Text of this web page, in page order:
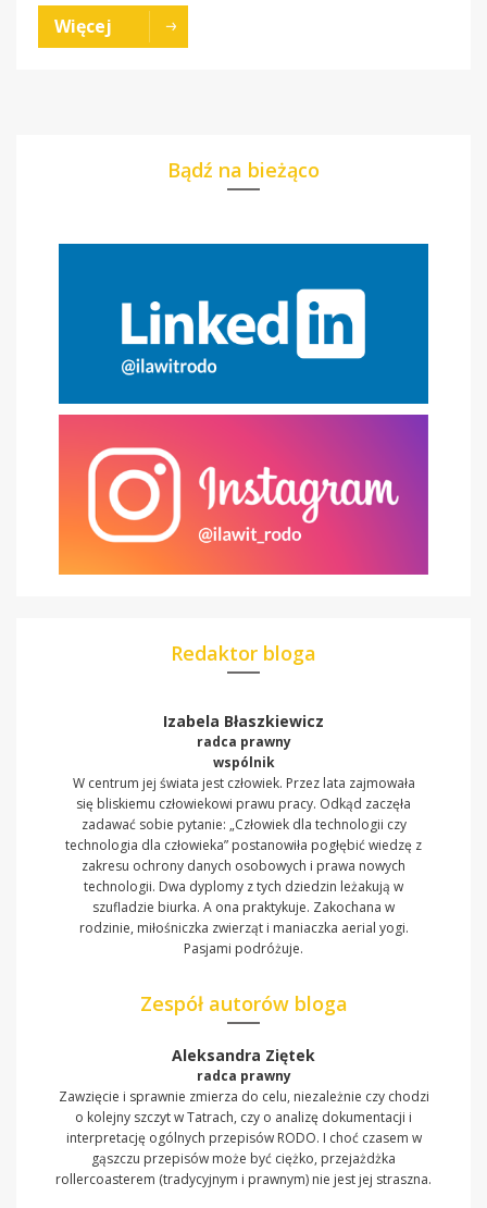
Więcej
Bądź na bieżąco
Redaktor bloga
Izabela Błaszkiewicz
radca prawny
wspólnik
W centrum jej świata jest człowiek. Przez lata zajmowała
się bliskiemu człowiekowi prawu pracy. Odkąd zaczęła
zadawać sobie pytanie: „Człowiek dla technologii czy
technologia dla człowieka” postanowiła pogłębić wiedzę z
zakresu ochrony danych osobowych i prawa nowych
technologii. Dwa dyplomy z tych dziedzin leżakują w
szufladzie biurka. A ona praktykuje. Zakochana w
rodzinie, miłośniczka zwierząt i maniaczka aerial yogi.
Pasjami podróżuje.
Zespół autorów bloga
Aleksandra Ziętek
radca prawny
Zawzięcie i sprawnie zmierza do celu, niezależnie czy chodzi
o kolejny szczyt w Tatrach, czy o analizę dokumentacji i
interpretację ogólnych przepisów RODO. I choć czasem w
gąszczu przepisów może być ciężko, przejażdżka
rollercoasterem (tradycyjnym i prawnym) nie jest jej straszna.